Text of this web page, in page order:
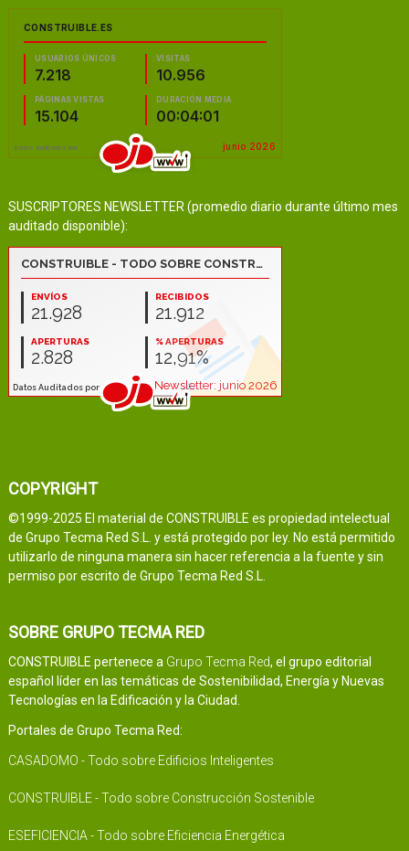
SUSCRIPTORES NEWSLETTER (promedio diario durante último mes
auditado disponible):
COPYRIGHT
©1999-2025 El material de CONSTRUIBLE es propiedad intelectual
de Grupo Tecma Red S.L. y está protegido por ley. No está permitido
utilizarlo de ninguna manera sin hacer referencia a la fuente y sin
permiso por escrito de Grupo Tecma Red S.L.
SOBRE GRUPO TECMA RED
CONSTRUIBLE pertenece a Grupo Tecma Red, el grupo editorial
español líder en las temáticas de Sostenibilidad, Energía y Nuevas
Tecnologías en la Edificación y la Ciudad.
Portales de Grupo Tecma Red:
CASADOMO - Todo sobre Edificios Inteligentes
CONSTRUIBLE - Todo sobre Construcción Sostenible
ESEFICIENCIA - Todo sobre Eficiencia Energética